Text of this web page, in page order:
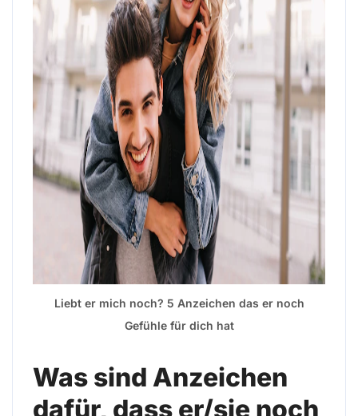
Liebt er mich noch? 5 Anzeichen das er noch
Gefühle für dich hat
Was sind Anzeichen
dafür, dass er/sie noch